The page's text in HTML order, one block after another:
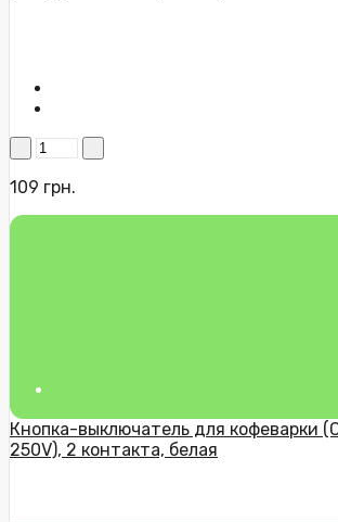
109 грн.
Кнопка-выключатель для кофеварки
250V), 2 контакта, белая